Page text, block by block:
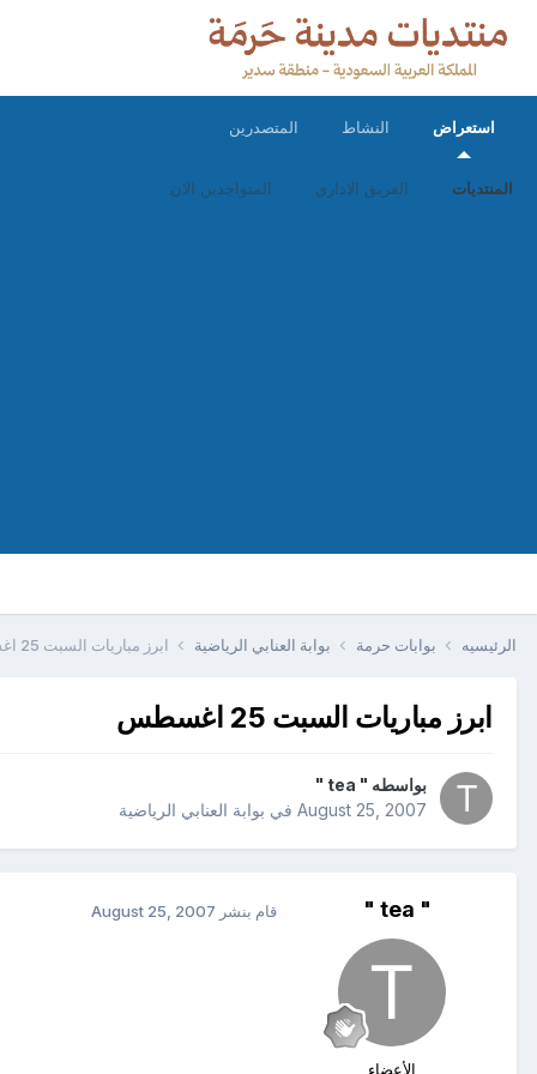
استعراض
المنتديات الفريق الاداري المتواجدين الان
النشاط المتصدرين
الرئيسيه بوابات حرمة بوابة العنابي الرياضية ابرز مباريات السبت 25 اغسطس
ابرز مباريات السبت 25 اغسطس
بواسطه " tea "
August 25, 2007 في بوابة العنابي الرياضية
" tea "
الأعضاء
قام بنشر August 25, 2007